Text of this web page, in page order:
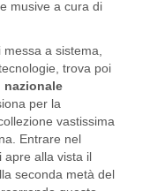
musive a cura di
a sistema,
trova poi
nazionale
per la
vastissima
Entrare nel
apre alla vista il
seconda metà del